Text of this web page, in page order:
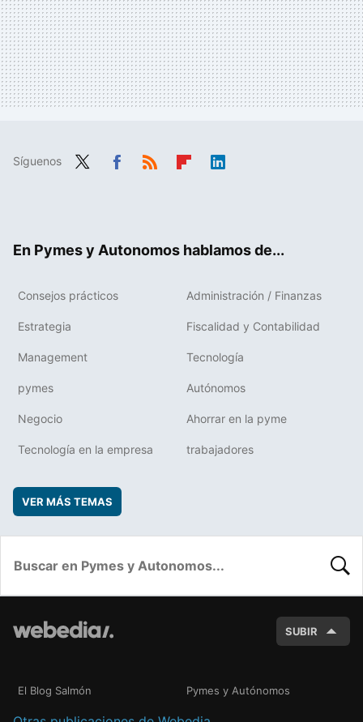
Síguenos
En Pymes y Autonomos hablamos de...
Consejos prácticos Administración / Finanzas
Estrategia Fiscalidad y Contabilidad
Management Tecnología
pymes Autónomos
Negocio Ahorrar en la pyme
Tecnología en la empresa trabajadores
VER MÁS TEMAS
SUBIR
El Blog Salmón Pymes y Autónomos